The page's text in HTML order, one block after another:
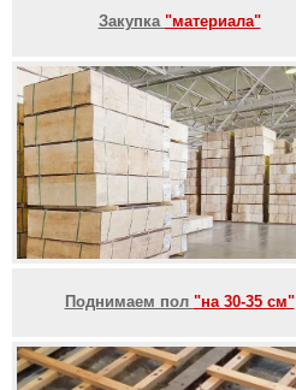
Закупка "материала"
Поднимаем пол "на 30-35 см"